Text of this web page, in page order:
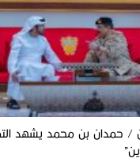
/ حمدان بن محمد يشهد